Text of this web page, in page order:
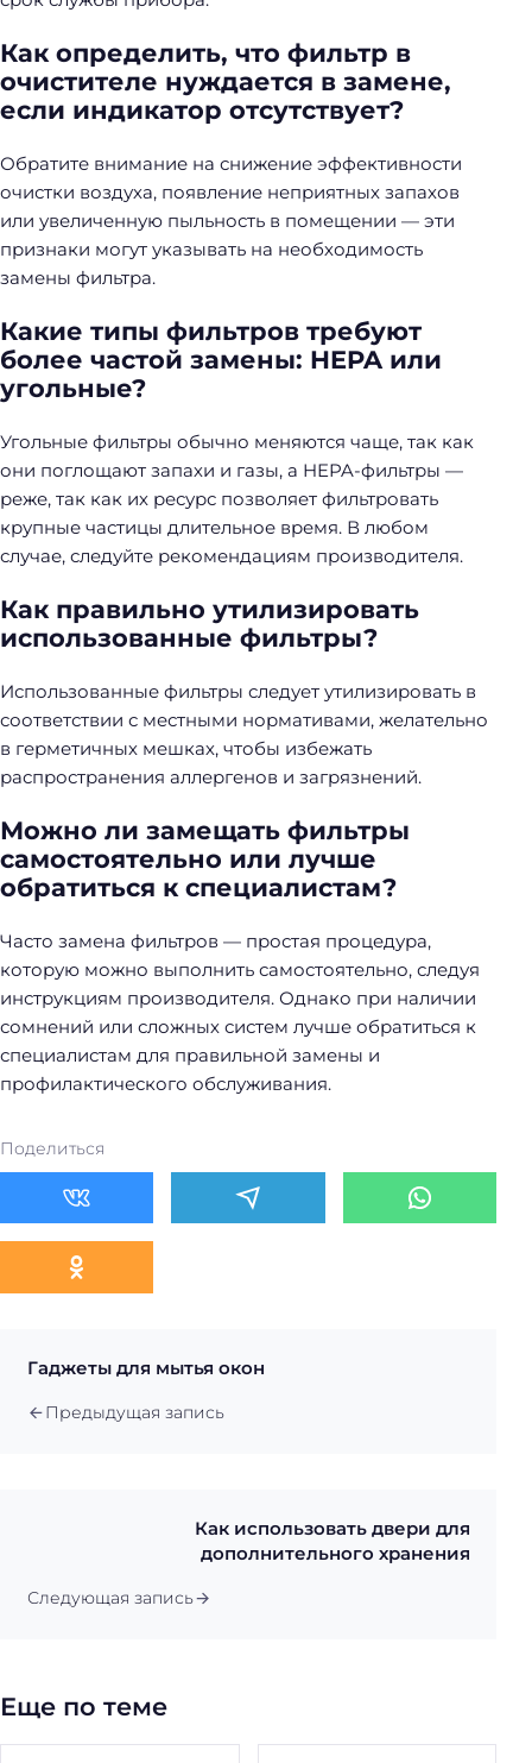
Как определить, что фильтр в
очистителе нуждается в замене,
если индикатор отсутствует?
Обратите внимание на снижение эффективности
очистки воздуха, появление неприятных запахов
или увеличенную пыльность в помещении — эти
признаки могут указывать на необходимость
замены фильтра.
Какие типы фильтров требуют
более частой замены: HEPA или
угольные?
Угольные фильтры обычно меняются чаще, так как
они поглощают запахи и газы, а HEPA-фильтры —
реже, так как их ресурс позволяет фильтровать
крупные частицы длительное время. В любом
случае, следуйте рекомендациям производителя.
Как правильно утилизировать
использованные фильтры?
Использованные фильтры следует утилизировать в
соответствии с местными нормативами, желательно
в герметичных мешках, чтобы избежать
распространения аллергенов и загрязнений.
Можно ли замещать фильтры
самостоятельно или лучше
обратиться к специалистам?
Часто замена фильтров — простая процедура,
которую можно выполнить самостоятельно, следуя
инструкциям производителя. Однако при наличии
сомнений или сложных систем лучше обратиться к
специалистам для правильной замены и
профилактического обслуживания.
Поделиться
Гаджеты для мытья окон
Предыдущая запись
Как использовать двери для
дополнительного хранения
Следующая запись
Еще по теме